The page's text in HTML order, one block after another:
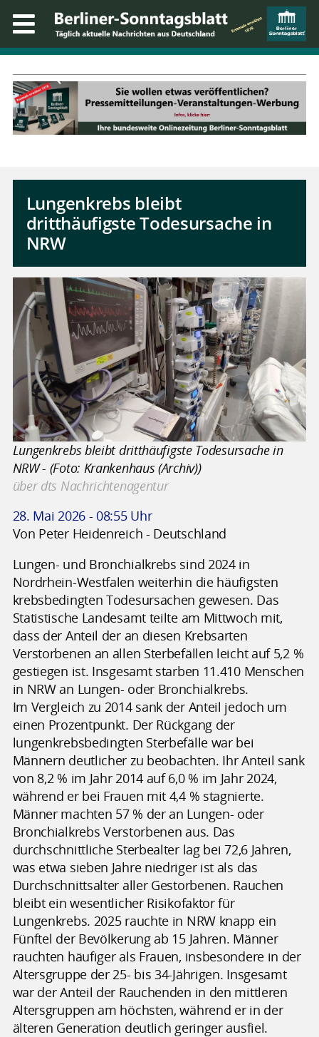
Lungenkrebs bleibt
dritthäufigste Todesursache in
NRW
Lungenkrebs bleibt dritthäufigste Todesursache in
NRW - (Foto: Krankenhaus (Archiv))
über dts Nachrichtenagentur
28. Mai 2026 - 08:55 Uhr
Von Peter Heidenreich - Deutschland
Lungen- und Bronchialkrebs sind 2024 in
Nordrhein-Westfalen weiterhin die häufigsten
krebsbedingten Todesursachen gewesen. Das
Statistische Landesamt teilte am Mittwoch mit,
dass der Anteil der an diesen Krebsarten
Verstorbenen an allen Sterbefällen leicht auf 5,2 %
gestiegen ist. Insgesamt starben 11.410 Menschen
in NRW an Lungen- oder Bronchialkrebs.
Im Vergleich zu 2014 sank der Anteil jedoch um
einen Prozentpunkt. Der Rückgang der
lungenkrebsbedingten Sterbefälle war bei
Männern deutlicher zu beobachten. Ihr Anteil sank
von 8,2 % im Jahr 2014 auf 6,0 % im Jahr 2024,
während er bei Frauen mit 4,4 % stagnierte.
Männer machten 57 % der an Lungen- oder
Bronchialkrebs Verstorbenen aus. Das
durchschnittliche Sterbealter lag bei 72,6 Jahren,
was etwa sieben Jahre niedriger ist als das
Durchschnittsalter aller Gestorbenen. Rauchen
bleibt ein wesentlicher Risikofaktor für
Lungenkrebs. 2025 rauchte in NRW knapp ein
Fünftel der Bevölkerung ab 15 Jahren. Männer
rauchten häufiger als Frauen, insbesondere in der
Altersgruppe der 25- bis 34-Jährigen. Insgesamt
war der Anteil der Rauchenden in den mittleren
Altersgruppen am höchsten, während er in der
älteren Generation deutlich geringer ausfiel.